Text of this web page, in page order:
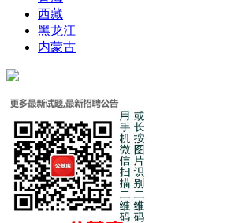
西藏
黑龙江
内蒙古